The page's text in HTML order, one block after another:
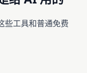
些工具和普通免费